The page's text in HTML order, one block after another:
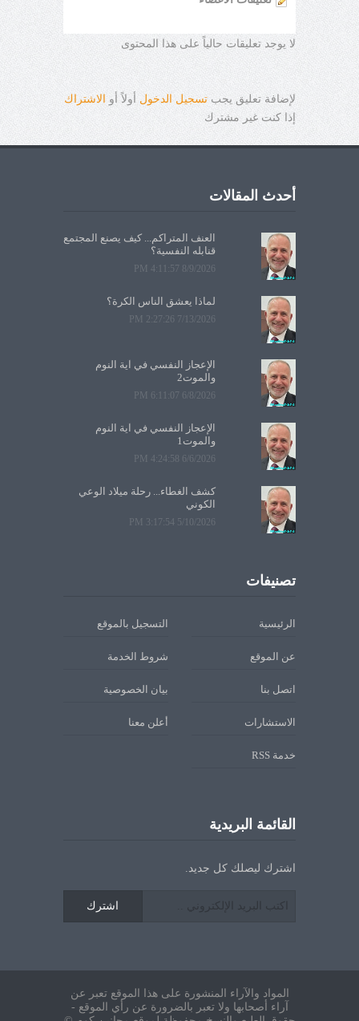
لا يوجد تعليقات حالياً على هذا المحتوى
لإضافة تعليق يجب تسجيل الدخول أولاً أو
الاشتراك
إذا كنت غير مشترك
أحدث المقالات
العنف المتراكم... كيف يصنع المجتمع
قنابله النفسية؟
8/9/2026 4:11:57 PM
لماذا يعشق الناس الكرة؟
7/13/2026 2:27:26 PM
الإعجاز النفسي في آية النوم
والموت2
6/8/2026 6:11:07 PM
الإعجاز النفسي في آية النوم
والموت1
6/6/2026 4:24:58 PM
كشف الغطاء... رحلة ميلاد الوعي
الكوني
5/10/2026 3:17:54 PM
تصنيفات
الرئيسية التسجيل بالموقع
عن الموقع شروط الخدمة
اتصل بنا بيان الخصوصية
الاستشارات أعلن معنا
خدمة RSS
القائمة البريدية
اشترك ليصلك كل جديد.
اشترك
المواد والآراء المنشورة على هذا الموقع تعبر عن
آراء أصحابها ولا تعبر بالضرورة عن رأي الموقع -